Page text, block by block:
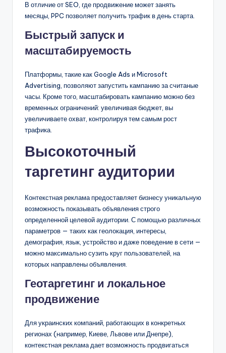
В отличие от SEO, где продвижение может занять
месяцы, PPC позволяет получить трафик в день старта.
Быстрый запуск и
масштабируемость
Платформы, такие как Google Ads и Microsoft
Advertising, позволяют запустить кампанию за считаные
часы. Кроме того, масштабировать кампанию можно без
временных ограничений: увеличивая бюджет, вы
увеличиваете охват, контролируя тем самым рост
трафика.
Высокоточный
таргетинг аудитории
Контекстная реклама предоставляет бизнесу уникальную
возможность показывать объявления строго
определенной целевой аудитории. С помощью различных
параметров — таких как геолокация, интересы,
демография, язык, устройство и даже поведение в сети —
можно максимально сузить круг пользователей, на
которых направлены объявления.
Геотаргетинг и локальное
продвижение
Для украинских компаний, работающих в конкретных
регионах (например, Киеве, Львове или Днепре),
контекстная реклама дает возможность продвигаться